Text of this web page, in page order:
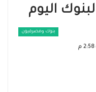
اليوم
بنوك ومصرفيون